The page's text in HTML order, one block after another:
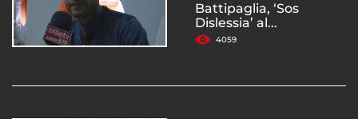
Battipaglia, ‘Sos
Dislessia’ al...
4059